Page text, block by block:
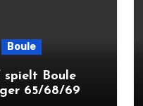
Boule
spielt Boule
65/68/69